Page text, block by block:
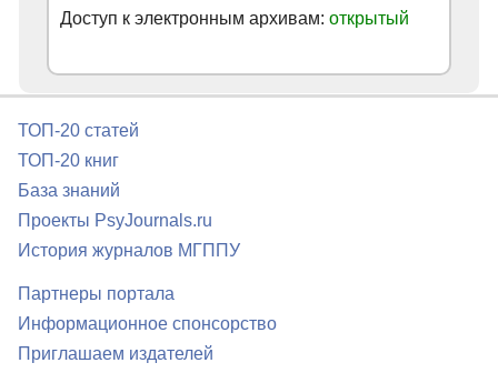
Доступ к электронным архивам: открытый
ТОП-20 статей
ТОП-20 книг
База знаний
Проекты PsyJournals.ru
История журналов МГППУ
Партнеры портала
Информационное спонсорство
Приглашаем издателей